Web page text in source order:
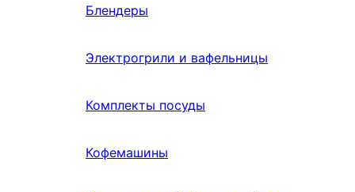
Блендеры
Электрогрили и вафельницы
Комплекты посуды
Кофемашины